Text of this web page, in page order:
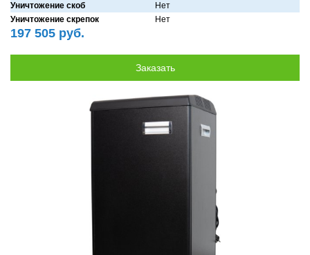
Уничтожение скоб
Нет
Уничтожение скрепок
Нет
197 505 руб.